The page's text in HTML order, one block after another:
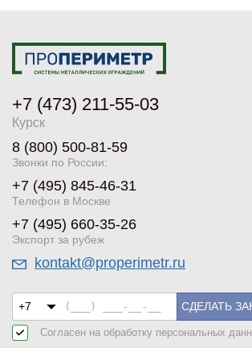
+7 (473) 211-55-03
Курск
8 (800) 500-81-59
Звонки по России:
+7 (495) 845-46-31
Телефон в Москве
+7 (495) 660-35-26
Экспорт за рубеж
kontakt@properimetr.ru
СДЕЛАТЬ
Согласен на обработку персональных